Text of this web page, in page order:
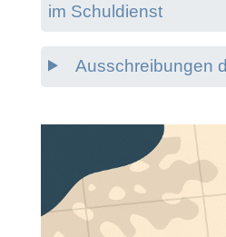
im Schuldienst
Ausschreibungen